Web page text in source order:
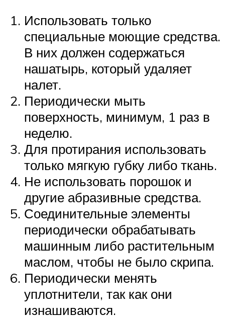
Использовать только
специальные моющие средства.
В них должен содержаться
нашатырь, который удаляет
налет.
Периодически мыть
поверхность, минимум, 1 раз в
неделю.
Для протирания использовать
только мягкую губку либо ткань.
Не использовать порошок и
другие абразивные средства.
Соединительные элементы
периодически обрабатывать
машинным либо растительным
маслом, чтобы не было скрипа.
Периодически менять
уплотнители, так как они
изнашиваются.